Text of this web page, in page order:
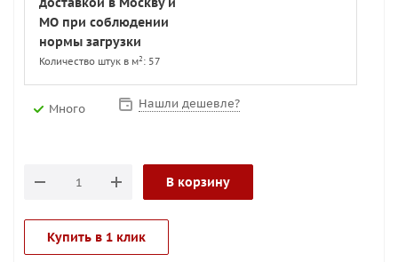
МО при соблюдении
нормы загрузки
Количество штук в м2 : 57
Много Нашли дешевле?
В корзину
Купить в 1 клик